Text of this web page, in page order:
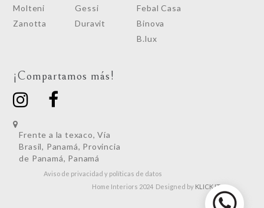
Molteni
Zanotta
Gessi
Duravit
Febal Casa
Binova
B.lux
¡Compartamos más!
Frente a la texaco, Vía
Brasil, Panamá, Provincia
de Panamá, Panamá
Aviso de privacidad y políticas de datos
Home Interiors 2024 Designed by KLICK IT